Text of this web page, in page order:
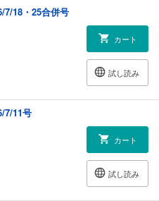
18・25合併号
カート
試し読み
7/11号
カート
試し読み